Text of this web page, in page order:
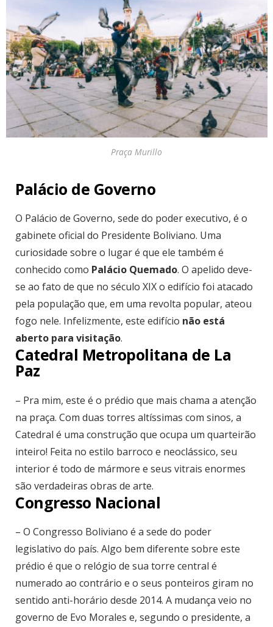
Praça Murillo
Palácio de Governo
O Palácio de Governo, sede do poder executivo, é o
gabinete oficial do Presidente Boliviano. Uma
curiosidade sobre o lugar é que ele também é
conhecido como Palácio Quemado. O apelido deve-
se ao fato de que no século XIX o edifício foi atacado
pela população que, em uma revolta popular, ateou
fogo nele. Infelizmente, este edifício não está
aberto para visitação.
Catedral Metropolitana de La
Paz
– Pra mim, este é o prédio que mais chama a atenção
na praça. Com duas torres altíssimas com sinos, a
Catedral é uma construção que ocupa um quarteirão
inteiro! Feita no estilo barroco e neoclássico, seu
interior é todo de mármore e seus vitrais enormes
são verdadeiras obras de arte.
Congresso Nacional
– O Congresso Boliviano é a sede do poder
legislativo do país. Algo bem diferente sobre este
prédio é que o relógio de sua torre central é
numerado ao contrário e o seus ponteiros giram no
sentido anti-horário desde 2014. A mudança veio no
governo de Evo Morales e, segundo o presidente, a